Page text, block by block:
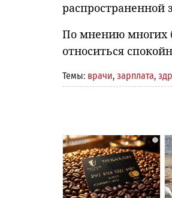
распространенной
По мнению многих
относиться
Темы: врачи, зарплата,
i